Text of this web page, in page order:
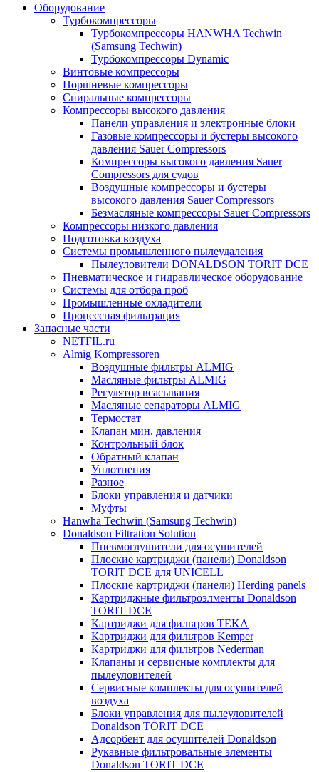
Оборудование
Турбокомпрессоры
Турбокомпрессоры HANWHA Techwin
(Samsung Techwin)
Турбокомпрессоры Dynamic
Винтовые компрессоры
Поршневые компрессоры
Спиральные компрессоры
Компрессоры высокого давления
Панели управления и электронные блоки
Газовые компрессоры и бустеры высокого
давления Sauer Compressors
Компрессоры высокого давления Sauer
Compressors для судов
Воздушные компрессоры и бустеры
высокого давления Sauer Compressors
Безмасляные компрессоры Sauer Compressors
Компрессоры низкого давления
Подготовка воздуха
Системы промышленного пылеудаления
Пылеуловители DONALDSON TORIT DCE
Пневматическое и гидравлическое оборудование
Системы для отбора проб
Промышленные охладители
Процессная фильтрация
Запасные части
NETFIL.ru
Almig Kompressoren
Воздушные фильтры ALMIG
Масляные фильтры ALMIG
Регулятор всасывания
Масляные сепараторы ALMIG
Термостат
Клапан мин. давления
Контрольный блок
Обратный клапан
Уплотнения
Разное
Блоки управления и датчики
Муфты
Hanwha Techwin (Samsung Techwin)
Donaldson Filtration Solution
Пневмоглушители для осушителей
Плоские картриджи (панели) Donaldson
TORIT DCE для UNICELL
Плоские картриджи (панели) Herding panels
Картриджные фильтроэлменты Donaldson
TORIT DCE
Картриджи для фильтров TEKA
Картриджи для фильтров Kemper
Картриджи для фильтров Nederman
Клапаны и сервисные комплекты для
пылеуловителей
Сервисные комплекты для осушителей
воздуха
Блоки управления для пылеуловителей
Donaldson TORIT DCE
Адсорбент для осушителей Donaldson
Рукавные фильтровальные элементы
Donaldson TORIT DCE